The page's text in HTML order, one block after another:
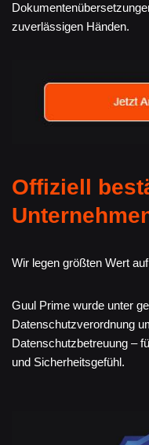
zuverlässigen Händen.
Offiziell
Wir legen größten Wert
Guul Prime wurde unter
Datenschutzverordnung
Datenschutzbetreuung –
und Sicherheitsgefühl.